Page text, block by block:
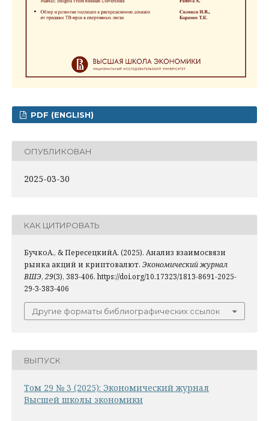
PDF (ENGLISH)
ОПУБЛИКОВАН
2025-03-30
КАК ЦИТИРОВАТЬ
БучкоА., & ПересецкийА. (2025). Анализ взаимосвязи
рынка акций и криптовалют. Экономический журнал
ВШЭ, 29(3), 383-406. https://doi.org/10.17323/1813-8691-2025-
29-3-383-406
Другие форматы библиографических ссылок
ВЫПУСК
Том 29 № 3 (2025): Экономический журнал
Высшей школы экономики